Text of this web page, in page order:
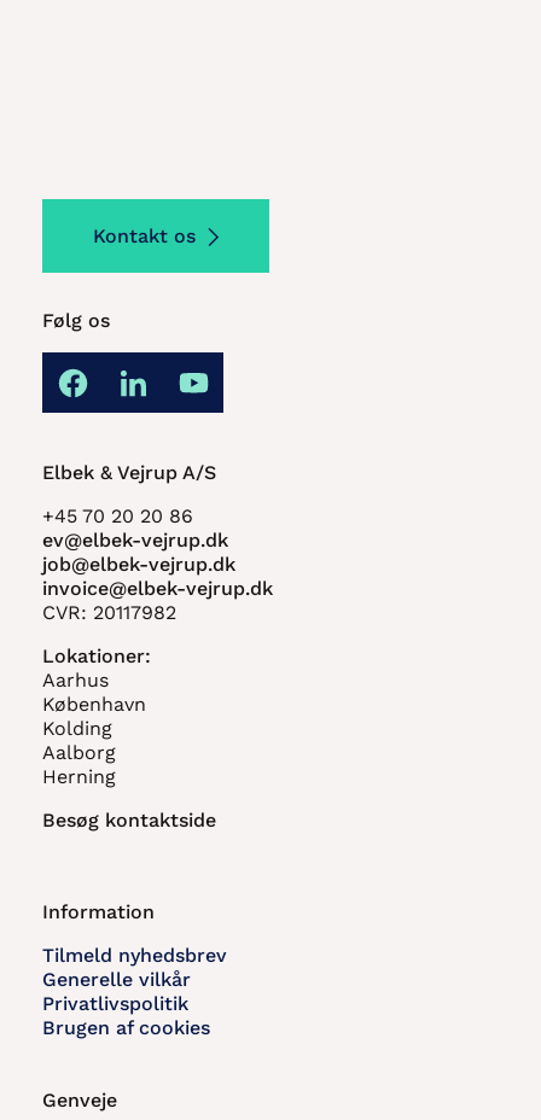
Elbek & Vejrup A/S
+45 70 20 20 86
ev@elbek-vejrup.dk
job@elbek-vejrup.dk
invoice@elbek-vejrup.dk
CVR: 20117982
Lokationer:
Aarhus
København
Kolding
Aalborg
Herning
Besøg kontaktside
Information
Tilmeld nyhedsbrev
Generelle vilkår
Privatlivspolitik
Brugen af cookies
Genveje
Kontakt os
Følg os